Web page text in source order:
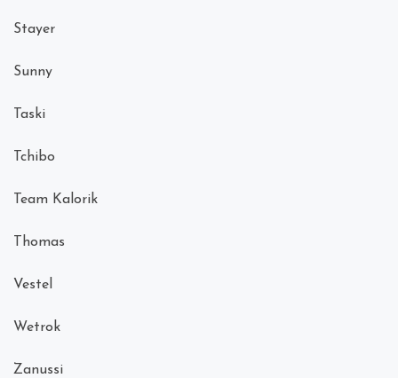
Stayer
Sunny
Taski
Tchibo
Team Kalorik
Thomas
Vestel
Wetrok
Zanussi